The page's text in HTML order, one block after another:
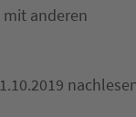
mit anderen